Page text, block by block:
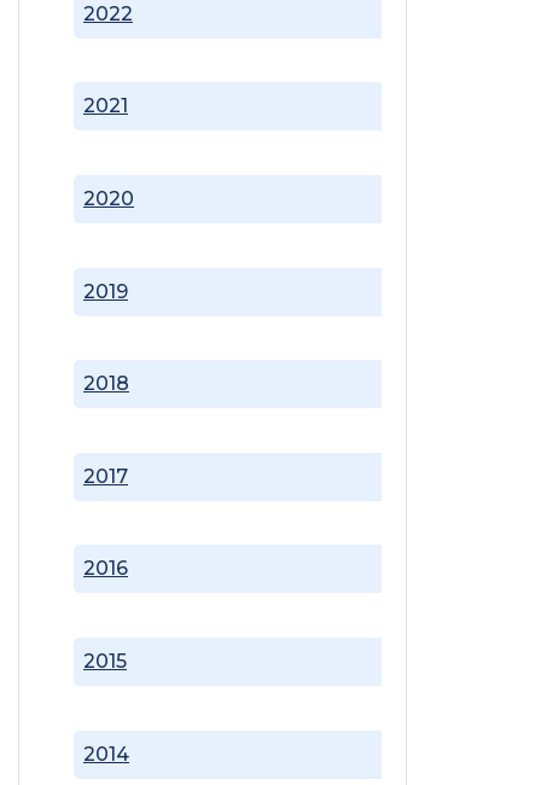
2014
2015
2016
2017
2018
2019
2020
2021
2022